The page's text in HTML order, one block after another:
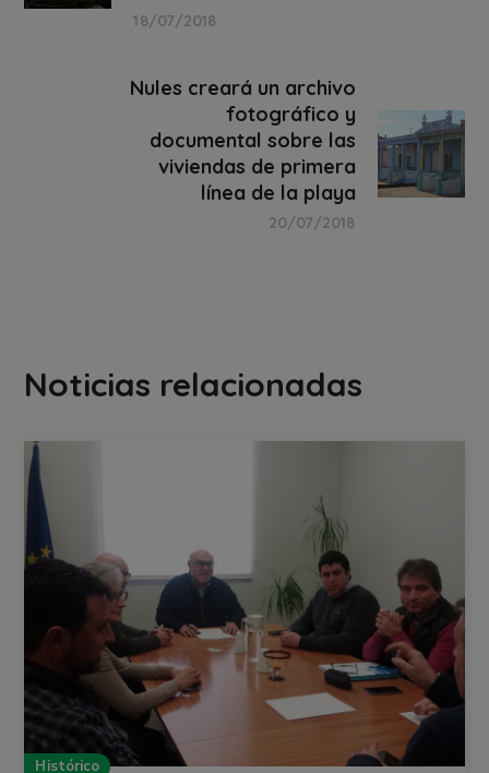
18/07/2018
Nules creará un archivo
fotográfico y
documental sobre las
viviendas de primera
línea de la playa
20/07/2018
Noticias relacionadas
Histórico